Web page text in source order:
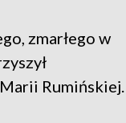
zmarłego w
Rumińskiej.